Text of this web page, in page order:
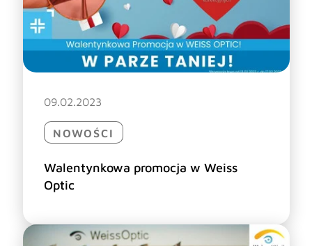
09.02.2023
NOWOŚCI
Walentynkowa promocja w Weiss
Optic